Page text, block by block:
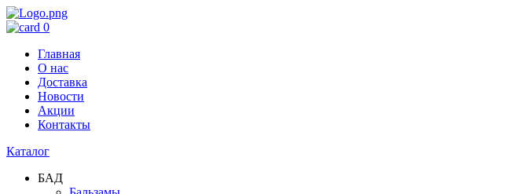
0
Главная
О нас
Доставка
Новости
Акции
Контакты
Каталог
БАД